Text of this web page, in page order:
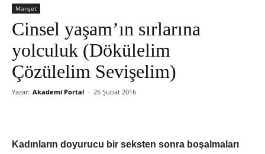
Manşet
Cinsel yaşam’ın sırlarına
yolculuk (Dökülelim
Çözülelim Sevişelim)
Yazar: Akademi Portal - 26 Şubat 2016
Kadınların doyurucu bir seksten sonra boşalmaları